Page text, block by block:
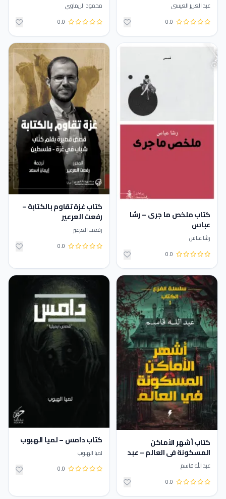
عبد العزيز العيسى
0.0
محمود الريماوي
0.0
كتاب ملخص ما جرى – رشا
عباس
رشا عباس
0.0
كتاب غزة تقاوم بالكتابة –
رفعت العرعير
رفعت العرعير
0.0
كتاب أشهر الأماكن
المسكونة في العالم – عبد
الله قاسم
عبد الله قاسم
0.0
كتاب دامس – لميا الهبوب
لميا الهبوب
0.0